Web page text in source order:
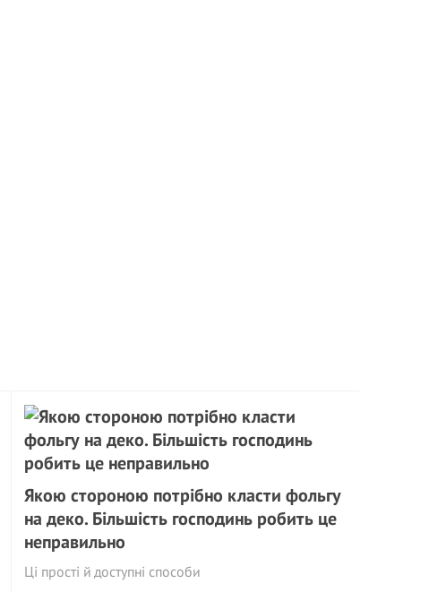
Якою стороною потрібно класти фольгу
на деко. Більшість господинь робить це
неправильно
Ці прості й доступні способи